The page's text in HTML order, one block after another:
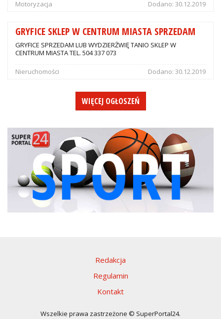
Motoryzacja Dodano: 30.12.2019
GRYFICE SKLEP W CENTRUM MIASTA SPRZEDAM
GRYFICE SPRZEDAM LUB WYDZIERŻWIĘ TANIO SKLEP W
CENTRUM MIASTA TEL. 504 337 073
Nieruchomości Dodano: 30.12.2019
WIĘCEJ OGŁOSZEŃ
Redakcja
Regulamin
Kontakt
Wszelkie prawa zastrzeżone © SuperPortal24.